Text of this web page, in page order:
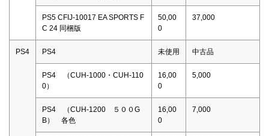
PS5 CFIJ-10017 EA SPORTS F
C 24 同梱版
50,00
0
37,000
PS4 PS4 未使用 中古品
PS4 （CUH-1000・CUH-110
0）
16,00
0
5,000
PS4 （CUH-1200 ５００G
B） 各色
16,00
0
7,000